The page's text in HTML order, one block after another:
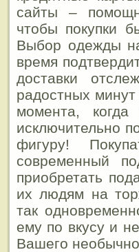
сайты –
чтобы покупки
Выбор одежды
время
доставки
радостных
момента,
исключительно
фигуру!
современный
приобретать
их людям на
так
ему по вкусу и
Вашего